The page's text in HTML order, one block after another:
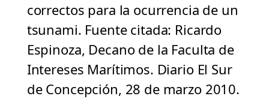
correctos para la ocurrencia de un
tsunami. Fuente citada: Ricardo
Espinoza, Decano de la Faculta de
Intereses Marítimos. Diario El Sur
de Concepción, 28 de marzo 2010.